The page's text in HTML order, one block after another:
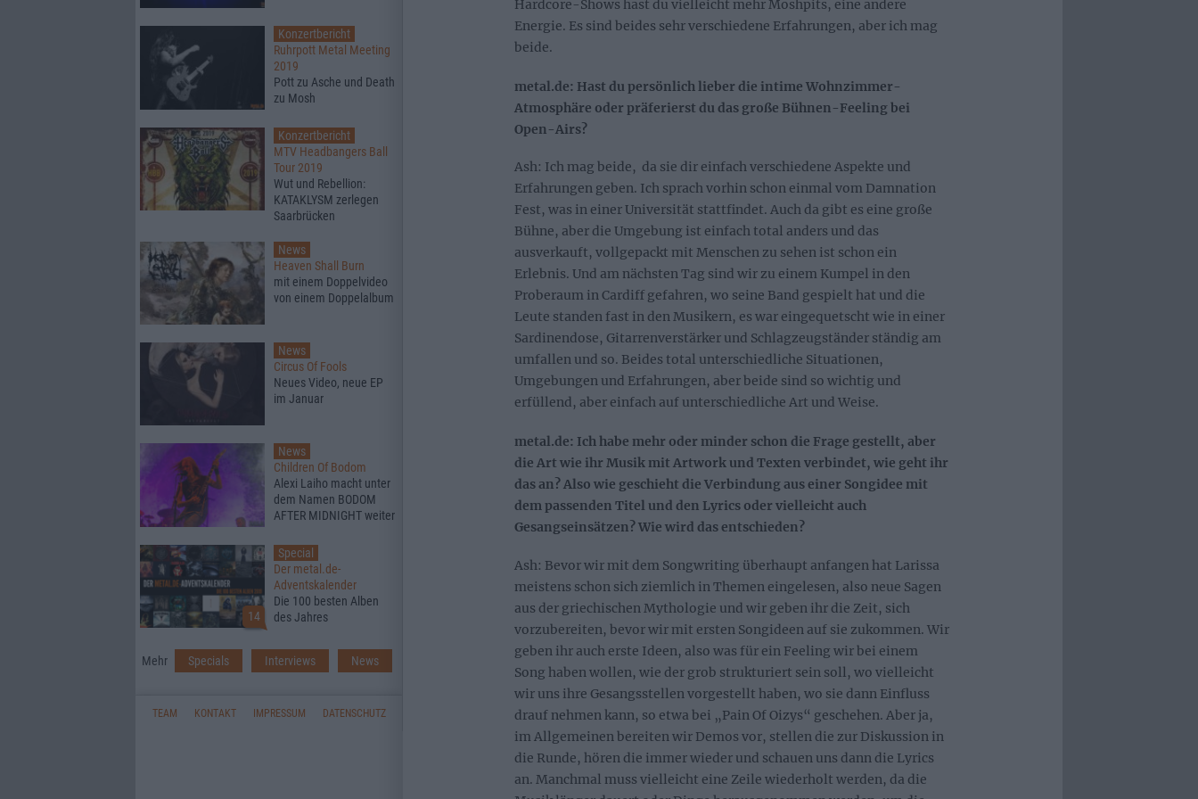
Hardcore-Shows hast du vielleicht mehr Moshpits, eine andere
Energie. Es sind beides sehr verschiedene Erfahrungen, aber ich mag
beide.
metal.de: Hast du persönlich lieber die intime Wohnzimmer-
Atmosphäre oder präferierst du das große Bühnen-Feeling bei
Open-Airs?
Ash: Ich mag beide, da sie dir einfach verschiedene Aspekte und
Erfahrungen geben. Ich sprach vorhin schon einmal vom Damnation
Fest, was in einer Universität stattfindet. Auch da gibt es eine große
Bühne, aber die Umgebung ist einfach total anders und das
ausverkauft, vollgepackt mit Menschen zu sehen ist schon ein
Erlebnis. Und am nächsten Tag sind wir zu einem Kumpel in den
Proberaum in Cardiff gefahren, wo seine Band gespielt hat und die
Leute standen fast in den Musikern, es war eingequetscht wie in einer
Sardinendose, Gitarrenverstärker und Schlagzeugständer ständig am
umfallen und so. Beides total unterschiedliche Situationen,
Umgebungen und Erfahrungen, aber beide sind so wichtig und
erfüllend, aber einfach auf unterschiedliche Art und Weise.
metal.de: Ich habe mehr oder minder schon die Frage gestellt, aber
die Art wie ihr Musik mit Artwork und Texten verbindet, wie geht ihr
das an? Also wie geschieht die Verbindung aus einer Songidee mit
dem passenden Titel und den Lyrics oder vielleicht auch
Gesangseinsätzen? Wie wird das entschieden?
Ash: Bevor wir mit dem Songwriting überhaupt anfangen hat Larissa
meistens schon sich ziemlich in Themen eingelesen, also neue Sagen
aus der griechischen Mythologie und wir geben ihr die Zeit, sich
vorzubereiten, bevor wir mit ersten Songideen auf sie zukommen. Wir
geben ihr auch erste Ideen, also was für ein Feeling wir bei einem
Song haben wollen, wie der grob strukturiert sein soll, wo vielleicht
wir uns ihre Gesangsstellen vorgestellt haben, wo sie dann Einfluss
drauf nehmen kann, so etwa bei „Pain Of Oizys“ geschehen. Aber ja,
im Allgemeinen bereiten wir Demos vor, stellen die zur Diskussion in
die Runde, hören die immer wieder und schauen uns dann die Lyrics
an. Manchmal muss vielleicht eine Zeile wiederholt werden, da die
Konzertbericht
Ruhrpott Metal Meeting
2019
Pott zu Asche und Death
zu Mosh
Konzertbericht
MTV Headbangers Ball
Tour 2019
Wut und Rebellion:
KATAKLYSM zerlegen
Saarbrücken
News
Heaven Shall Burn
mit einem Doppelvideo
von einem Doppelalbum
News
Circus Of Fools
Neues Video, neue EP
im Januar
News
Children Of Bodom
Alexi Laiho macht unter
dem Namen BODOM
AFTER MIDNIGHT weiter
14
Special
Der metal.de-
Adventskalender
Die 100 besten Alben
des Jahres
Mehr Specials Interviews News
TEAM KONTAKT IMPRESSUM DATENSCHUTZ